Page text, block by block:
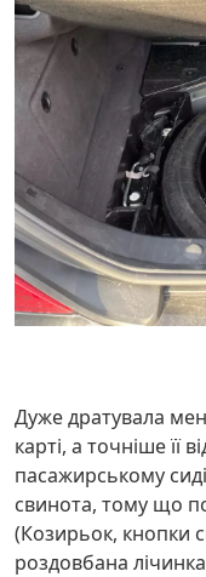
Дуже дратувала
карті, а точніше її
пасажирському
свинота, тому що
(Козирьок, кнопки
роздовбана